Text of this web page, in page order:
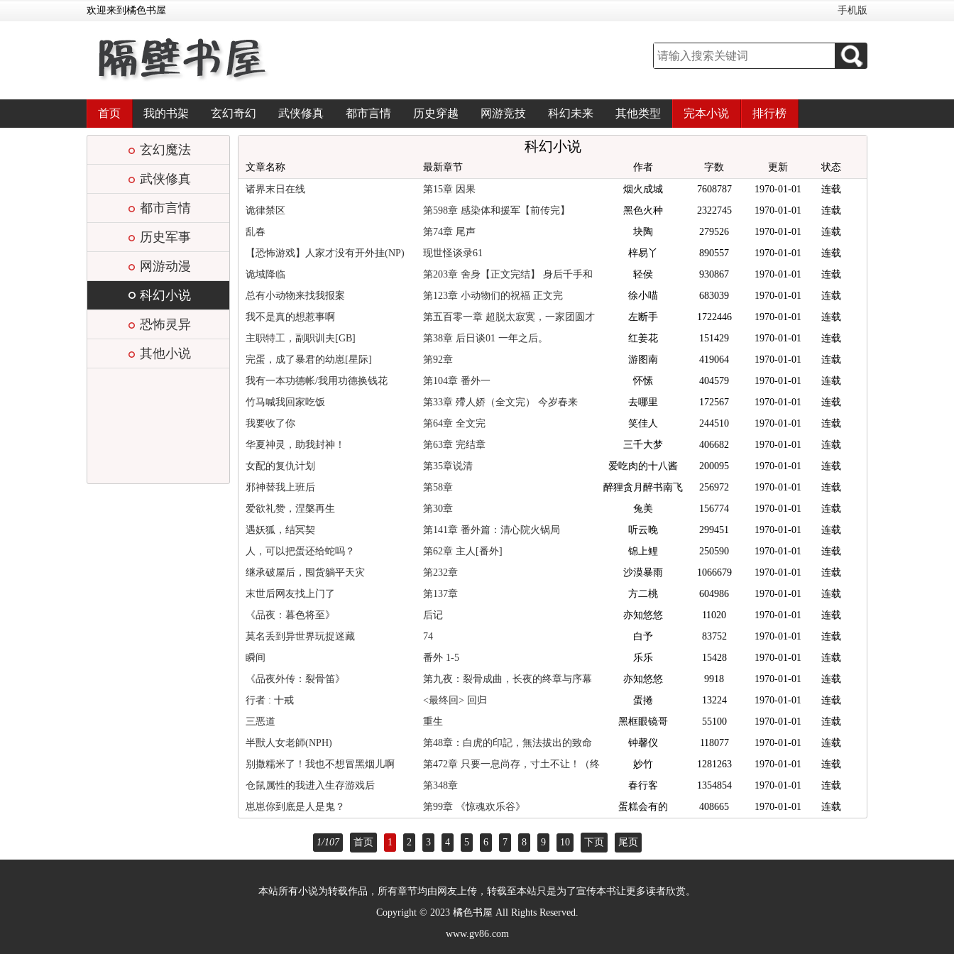
欢迎来到橘色书屋 手机版
首页 我的书架 玄幻奇幻 武侠修真 都市言情 历史穿越 网游竞技 科幻未来 其他类型 完本小说 排行榜
玄幻魔法
武侠修真
都市言情
历史军事
网游动漫
科幻小说
恐怖灵异
其他小说
科幻小说
文章名称 最新章节 作者 字数 更新 状态
诸界末日在线 第15章 因果 烟火成城 7608787 1970-01-01
连载
诡律禁区
第598章 感染体和援军【前传完】 黑色火种 2322745 1970-01-01
连载
乱春
第74章 尾声 块陶 279526 1970-01-01
连载
【恐怖游戏】人家才没有开外挂(NP)
现世怪谈录61 梓易丫 890557 1970-01-01
连载
诡域降临
第203章 舍身【正文完结】 身后千手和 轻侯 930867 1970-01-01
连载
总有小动物来找我报案
第123章 小动物们的祝福 正文完 徐小喵 683039 1970-01-01
连载
我不是真的想惹事啊
第五百零一章 超脱太寂寞，一家团圆才
是真的
左断手 1722446 1970-01-01
连载
主职特工，副职训夫[GB]
第38章 后日谈01 一年之后。 红姜花 151429 1970-01-01
连载
完蛋，成了暴君的幼崽[星际]
第92章 游图南 419064 1970-01-01
连载
我有一本功德帐/我用功德换钱花
第104章 番外一 怀愫 404579 1970-01-01
连载
竹马喊我回家吃饭
第33章 殢人娇（全文完） 今岁春来 去哪里 172567 1970-01-01
连载
我要收了你
第64章 全文完 笑佳人 244510 1970-01-01
连载
华夏神灵，助我封神！
第63章 完结章 三千大梦 406682 1970-01-01
连载
女配的复仇计划
第35章说清 爱吃肉的十八酱 200095 1970-01-01
连载
邪神替我上班后
第58章 醉狸贪月醉书南飞 256972 1970-01-01
连载
爱欲礼赞，涅槃再生
第30章 兔美 156774 1970-01-01
连载
遇妖狐，结冥契
第141章 番外篇：清心院火锅局 听云晚 299451 1970-01-01
连载
人，可以把蛋还给蛇吗？
第62章 主人[番外] 锦上鲤 250590 1970-01-01
连载
继承破屋后，囤货躺平天灾
第232章 沙漠暴雨 1066679 1970-01-01
连载
末世后网友找上门了
第137章 方二桃 604986 1970-01-01
连载
《品夜：暮色将至》
后记 亦知悠悠 11020 1970-01-01
连载
莫名丢到异世界玩捉迷藏
74 白予 83752 1970-01-01
连载
瞬间
番外 1-5 乐乐 15428 1970-01-01
连载
《品夜外传：裂骨笛》
第九夜：裂骨成曲，长夜的终章与序幕 亦知悠悠 9918 1970-01-01
连载
行者 : 十戒
<最终回> 回归 蛋捲 13224 1970-01-01
连载
三恶道
重生 黑框眼镜哥 55100 1970-01-01
连载
半獸人女老師(NPH)
第48章：白虎的印記，無法拔出的致命
成結(H
钟馨仪 118077 1970-01-01
连载
别撒糯米了！我也不想冒黑烟儿啊
第472章 只要一息尚存，寸土不让！（终
局六
妙竹 1281263 1970-01-01
连载
仓鼠属性的我进入生存游戏后
第348章 春行客 1354854 1970-01-01
连载
崽崽你到底是人是鬼？
第99章 《惊魂欢乐谷》 蛋糕会有的 408665 1970-01-01 连载
1/107 首页 1 2 3 4 5 6 7 8 9 10 下页 尾页
本站所有小说为转载作品，所有章节均由网友上传，转载至本站只是为了宣传本书让更多读者欣赏。
Copyright © 2023 橘色书屋 All Rights Reserved.
www.gv86.com